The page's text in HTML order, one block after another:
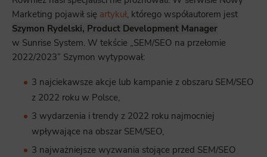
Marketing pojawił się artykuł, którego współautorem jest
Szymon Rydelski, Product Development Manager
w Sunrise System. W tekście „SEM/SEO na przełomie
2022/2023” Szymon wytypował:
3 najciekawsze akcje lub kampanie z obszaru SEM/SEO
z 2022 roku w Polsce,
3 wydarzenia i trendy z 2022 roku najmocniej
wpływające na obszar SEM/SEO,
3 najważniejsze wyzwania stojące przed SEM/SEO